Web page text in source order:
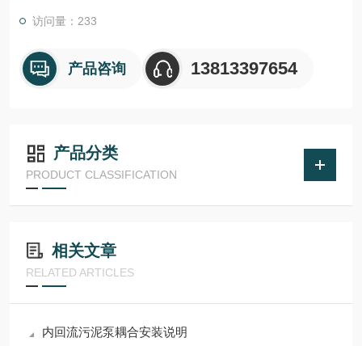
访问量：233
产品咨询 13813397654
产品分类
PRODUCT CLASSIFICATION
相关文章
RELATED ARTICLES
内回流污泥泵耦合安装说明